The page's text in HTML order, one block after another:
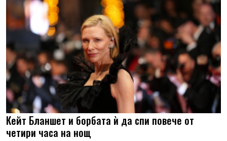
Кейт Бланшет и борбата ѝ да спи повече от
четири часа на нощ